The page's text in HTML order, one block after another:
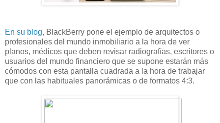
En su blog, BlackBerry pone el ejemplo de arquitectos o
profesionales del mundo inmobiliario a la hora de ver
planos, médicos que deben revisar radiografías, escritores o
usuarios del mundo financiero que se supone estarán más
cómodos con esta pantalla cuadrada a la hora de trabajar
que con las habituales panorámicas o de formatos 4:3.